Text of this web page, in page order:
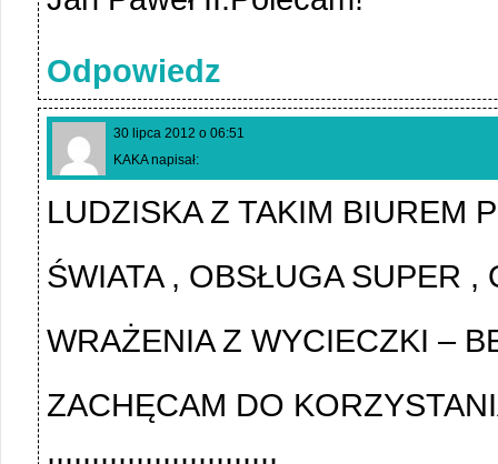
Odpowiedz
30 lipca 2012 o 06:51
KAKA napisał:
LUDZISKA Z TAKIM BIUREM
ŚWIATA , OBSŁUGA SUPER ,
WRAŻENIA Z WYCIECZKI –
ZACHĘCAM DO